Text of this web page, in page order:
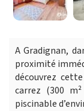
A Gradignan,
proximité
découvrez
carrez (300
piscinable